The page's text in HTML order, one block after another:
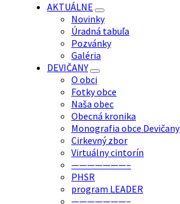
AKTUÁLNE
Novinky
Úradná tabuľa
Pozvánky
Galéria
DEVIČANY
O obci
Fotky obce
Naša obec
Obecná kronika
Monografia obce Devičany
Cirkevný zbor
Virtuálny cintorín
———————–
PHSR
program LEADER
———————–